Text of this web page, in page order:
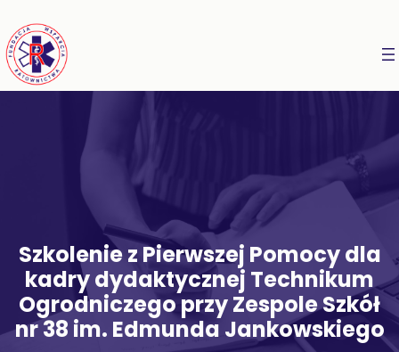
Szkolenie z Pierwszej Pomocy dla
kadry dydaktycznej Technikum
Ogrodniczego przy Zespole Szkół
nr 38 im. Edmunda Jankowskiego